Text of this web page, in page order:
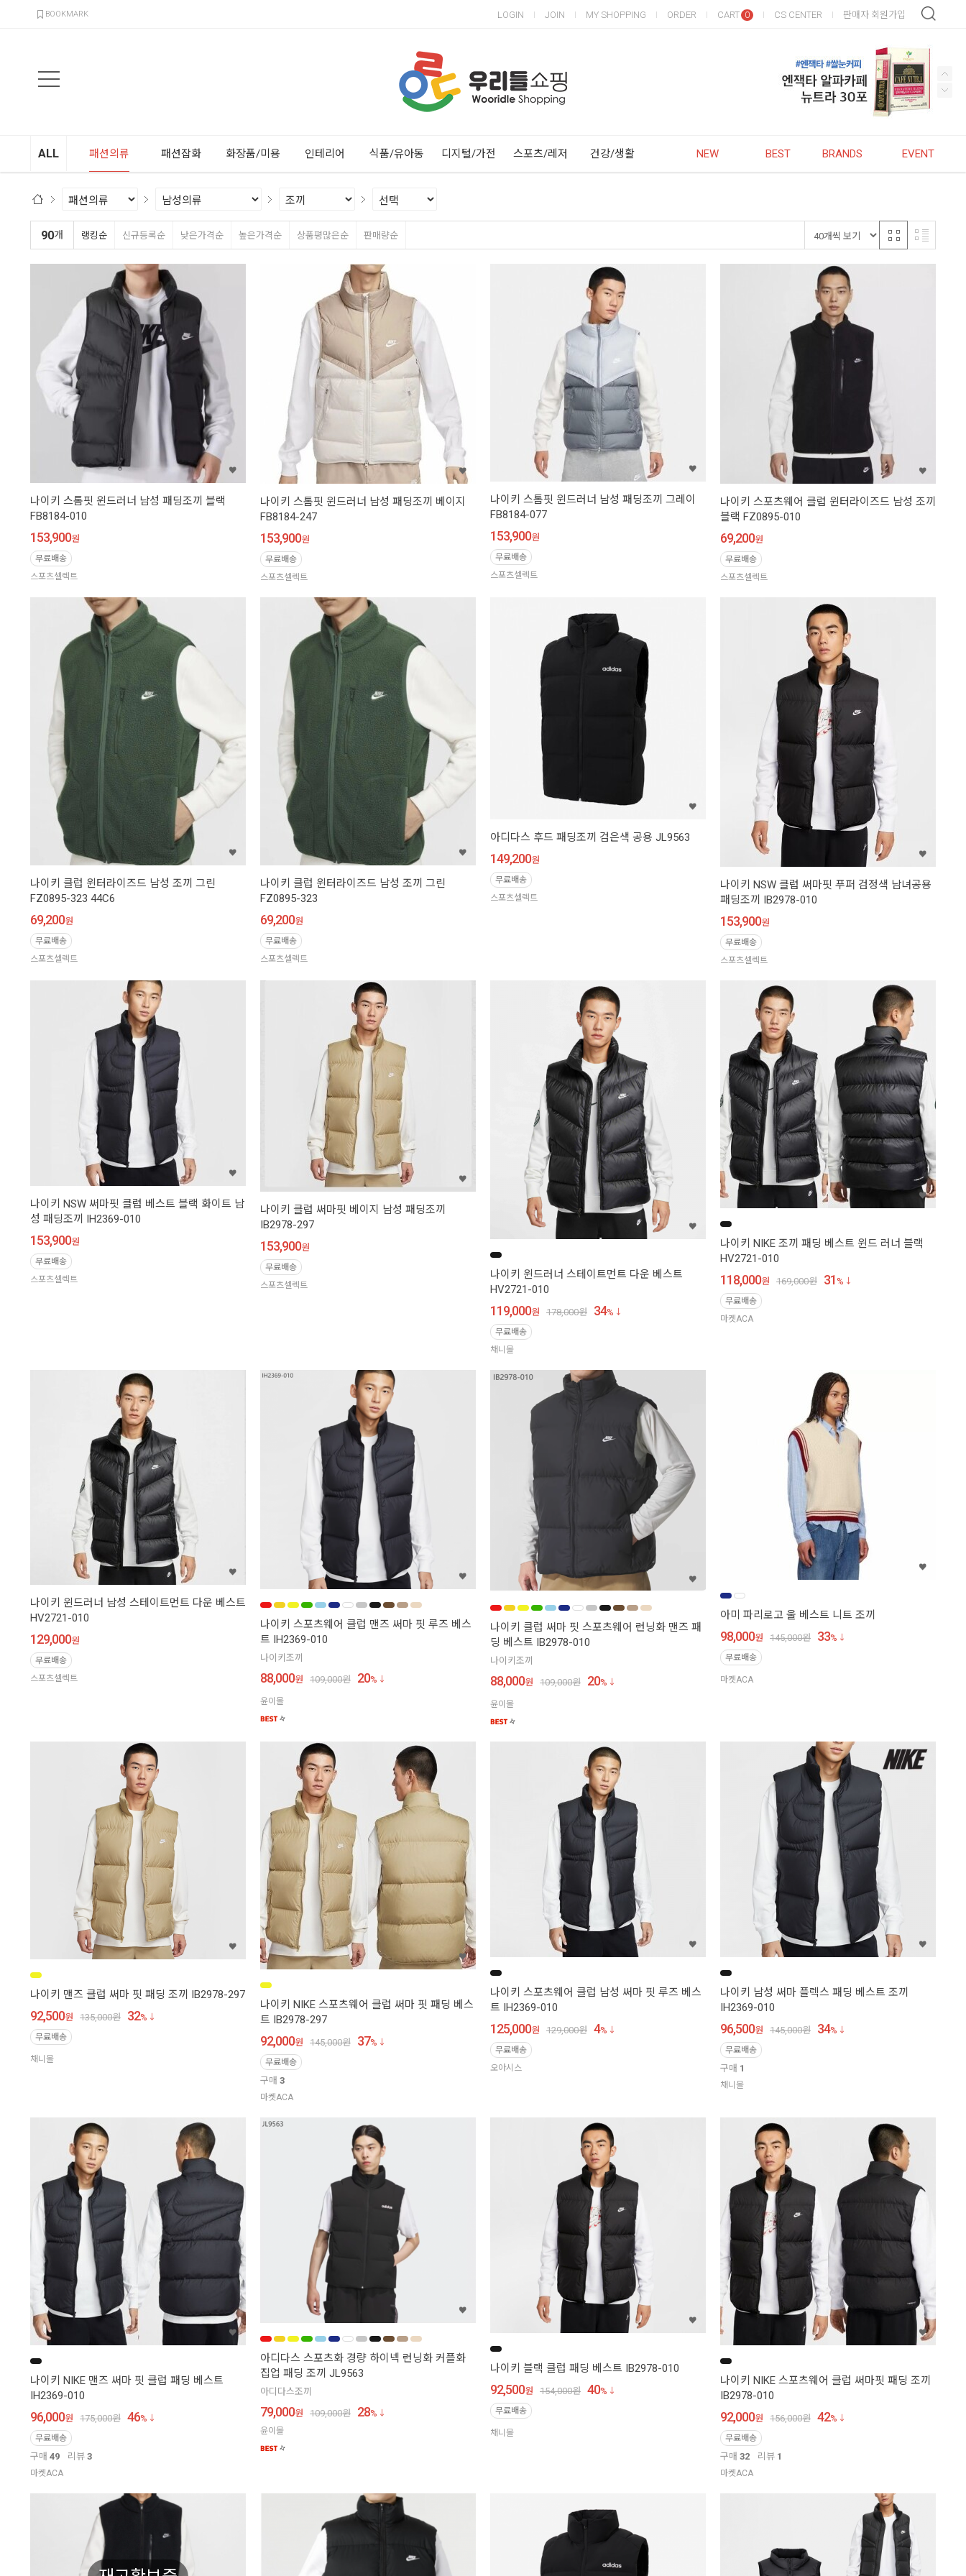
BOOKMARK LOGIN JOIN MY SHOPPING ORDER CART 0 CS CENTER 판매자 회원가입
ALL 패션의류 패션잡화 화장품/미용 인테리어 식품/유아동 디지털/가전 스포츠/레저 건강/생활 NEW BEST BRANDS EVENT
90개 랭킹순 신규등록순 낮은가격순 높은가격순 상품평많은순 판매량순
나이키 스톰핏 윈드러너 남성 패딩조끼 블랙
FB8184-010
153,900원
무료배송
스포츠셀렉트
나이키 스톰핏 윈드러너 남성 패딩조끼 베이지
FB8184-247
153,900원
무료배송
스포츠셀렉트
나이키 스톰핏 윈드러너 남성 패딩조끼 그레이
FB8184-077
153,900원
무료배송
스포츠셀렉트
나이키 스포츠웨어 클럽 윈터라이즈드 남성 조끼
블랙 FZ0895-010
69,200원
무료배송
스포츠셀렉트
나이키 클럽 윈터라이즈드 남성 조끼 그린
FZ0895-323 44C6
69,200원
무료배송
스포츠셀렉트
나이키 클럽 윈터라이즈드 남성 조끼 그린
FZ0895-323
69,200원
무료배송
스포츠셀렉트
아디다스 후드 패딩조끼 검은색 공용 JL9563
149,200원
무료배송
스포츠셀렉트
나이키 NSW 클럽 써마핏 푸퍼 검정색 남녀공용
패딩조끼 IB2978-010
153,900원
무료배송
스포츠셀렉트
나이키 NSW 써마핏 클럽 베스트 블랙 화이트 남
성 패딩조끼 IH2369-010
153,900원
무료배송
스포츠셀렉트
나이키 클럽 써마핏 베이지 남성 패딩조끼
IB2978-297
153,900원
무료배송
스포츠셀렉트
나이키 윈드러너 스테이트먼트 다운 베스트
HV2721-010
119,000원 178,000원 34%
무료배송
채니몰
나이키 NIKE 조끼 패딩 베스트 윈드 러너 블랙
HV2721-010
118,000원 169,000원 31 %
무료배송
마켓ACA
나이키 윈드러너 남성 스테이트먼트 다운 베스트
HV2721-010
129,000원
무료배송
스포츠셀렉트
나이키 스포츠웨어 클럽 맨즈 써마 핏 루즈 베스
트 IH2369-010
나이키조끼
88,000원 109,000원 20%
윤이몰
나이키 클럽 써마 핏 스포츠웨어 런닝화 맨즈 패
딩 베스트 IB2978-010
나이키조끼
88,000원 109,000원 20%
윤이몰
아미 파리로고 울 베스트 니트 조끼
98,000원 145,000원 33%
무료배송
마켓ACA
나이키 맨즈 클럽 써마 핏 패딩 조끼 IB2978-297
92,500원 135,000원 32%
무료배송
채니몰
나이키 NIKE 스포츠웨어 클럽 써마 핏 패딩 베스
트 IB2978-297
92,000원 145,000원 37%
무료배송
구매 3
마켓ACA
나이키 스포츠웨어 클럽 남성 써마 핏 루즈 베스
트 IH2369-010
125,000원 129,000원 4%
무료배송
오아시스
나이키 남성 써마 플렉스 패딩 베스트 조끼
IH2369-010
96,500원 145,000원 34%
무료배송
구매 1
채니몰
나이키 NIKE 맨즈 써마 핏 클럽 패딩 베스트
IH2369-010
96,000원 175,000원 46%
무료배송
구매 49 리뷰 3
마켓ACA
아디다스 스포츠화 경량 하이넥 런닝화 커플화
집업 패딩 조끼 JL9563
아디다스조끼
79,000원 109,000원 28%
윤이몰
나이키 블랙 클럽 패딩 베스트 IB2978-010
92,500원 154,000원 40%
무료배송
채니몰
나이키 NIKE 스포츠웨어 클럽 써마핏 패딩 조끼
IB2978-010
92,000원 156,000원 42%
무료배송
구매 32 리뷰 1
마켓ACA